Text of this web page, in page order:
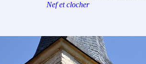
Nef et clocher